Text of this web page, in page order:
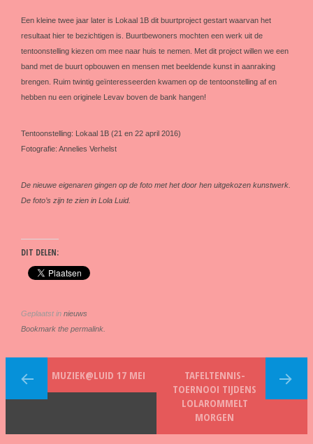
Een kleine twee jaar later is Lokaal 1B dit buurtproject gestart waarvan het
resultaat hier te bezichtigen is. Buurtbewoners mochten een werk uit de
tentoonstelling kiezen om mee naar huis te nemen. Met dit project willen we een
band met de buurt opbouwen en mensen met beeldende kunst in aanraking
brengen. Ruim twintig geïnteresseerden kwamen op de tentoonstelling af en
hebben nu een originele Levav boven de bank hangen!
Tentoonstelling: Lokaal 1B (21 en 22 april 2016)
Fotografie: Annelies Verhelst
De nieuwe eigenaren gingen op de foto met het door hen uitgekozen kunstwerk.
De foto’s zijn te zien in Lola Luid.
DIT DELEN:
Geplaatst in nieuws
Bookmark the permalink.
MUZIEK@LUID 17 MEI
TAFELTENNIS-
TOERNOOI TIJDENS
LOLAROMMELT
MORGEN